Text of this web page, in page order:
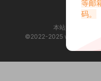
本站是只搬运福
©2022-2025
等邮
码。